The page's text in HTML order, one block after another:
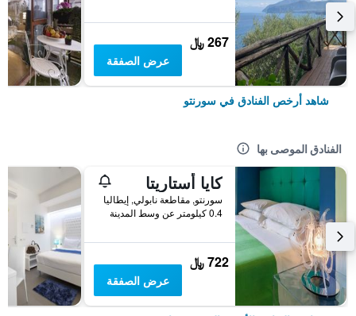
267 ﷼
عرض الصفقة
شاهد أرخص الفنادق في سورنتو
الفنادق الموصى بها
كايا أستاريتا
سورنتو, مقاطعة نابولي, إيطاليا
0.4 كيلومتر عن وسط المدينة
722 ﷼
عرض الصفقة